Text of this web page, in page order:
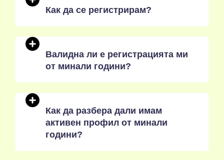
Как да се регистрирам?
Валидна ли е регистрацията ми
от минали години?
Как да разбера дали имам
активен профил от минали
години?